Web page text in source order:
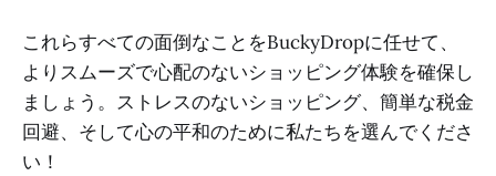
これらすべての面倒なことをBuckyDropに任せて、
よりスムーズで心配のないショッピング体験を確保し
ましょう。ストレスのないショッピング、簡単な税金
回避、そして心の平和のために私たちを選んでくださ
い！